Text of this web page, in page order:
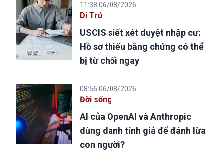
11:38 06/08/2026
Di Trú
USCIS siết xét duyệt nhập cư:
Hồ sơ thiếu bằng chứng có thể
bị từ chối ngay
08:56 06/08/2026
Đời sống
AI của OpenAI và Anthropic
dùng danh tính giả để đánh lừa
con người?